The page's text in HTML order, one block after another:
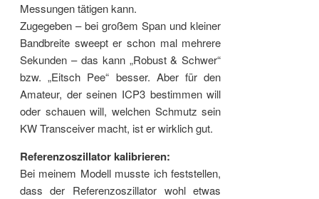
Messungen tätigen kann.
Zugegeben – bei großem Span und kleiner
Bandbreite sweept er schon mal mehrere
Sekunden – das kann „Robust & Schwer“
bzw. „Eitsch Pee“ besser. Aber für den
Amateur, der seinen ICP3 bestimmen will
oder schauen will, welchen Schmutz sein
KW Transceiver macht, ist er wirklich gut.
Referenzoszillator kalibrieren:
Bei meinem Modell musste ich feststellen,
dass der Referenzoszillator wohl etwas